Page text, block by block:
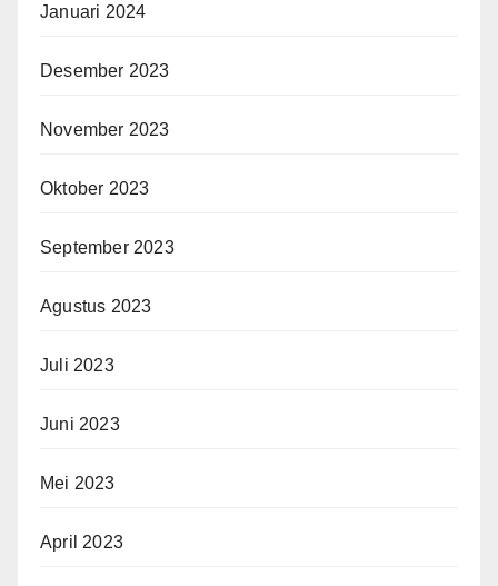
Januari 2024
Desember 2023
November 2023
Oktober 2023
September 2023
Agustus 2023
Juli 2023
Juni 2023
Mei 2023
April 2023